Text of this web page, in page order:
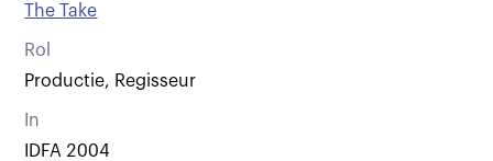
The Take
Rol
Productie, Regisseur
In
IDFA 2004